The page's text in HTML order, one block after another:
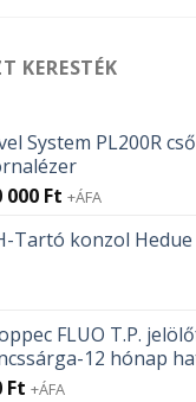
KERESTÉK
System PL200R
000 Ft +ÁFA
Tartó konzol Hedue
FLUO T.P.
12 hónap
Ft +ÁFA